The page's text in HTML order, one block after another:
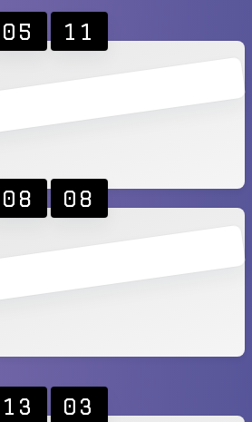
05 11
08 08
13 03